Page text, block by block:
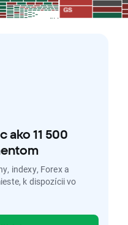
ako 11 500
indexy, Forex a
k dispozícii vo